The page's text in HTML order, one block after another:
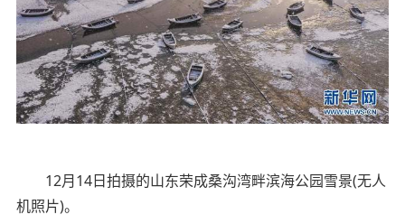
12月14日拍摄的山东荣成桑沟湾畔滨海公园雪景(无人
机照片)。